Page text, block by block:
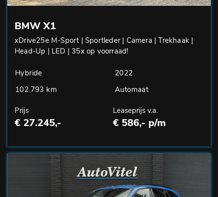
BMW X1
xDrive25e M-Sport | Sportleder | Camera | Trekhaak |
Head-Up | LED | 35x op voorraad!
Hybride
2022
102.793 km
Automaat
Prijs
€ 27.245,-
Leaseprijs v.a.
€ 586,- p/m